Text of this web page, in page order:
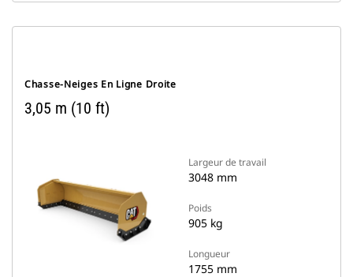
Chasse-Neiges En Ligne Droite
3,05 m (10 ft)
Largeur de travail
3048 mm
Poids
905 kg
Longueur
1755 mm